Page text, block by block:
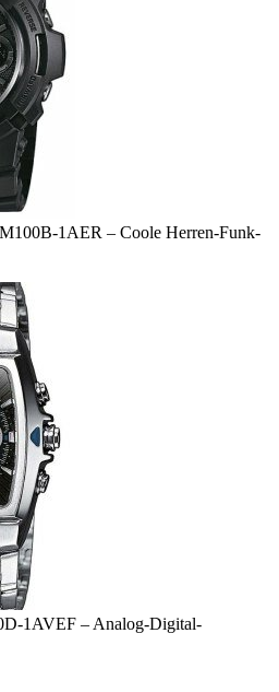
1AER – Coole Herren-Funk-
1AVEF – Analog-Digital-